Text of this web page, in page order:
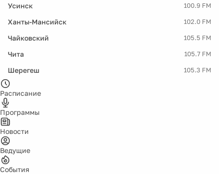
Усинск 100.9 FM
Ханты-Мансийск 102.0 FM
Чайковский 105.5 FM
Чита 105.7 FM
Шерегеш 105.3 FM
Расписание
Программы
Новости
Ведущие
События